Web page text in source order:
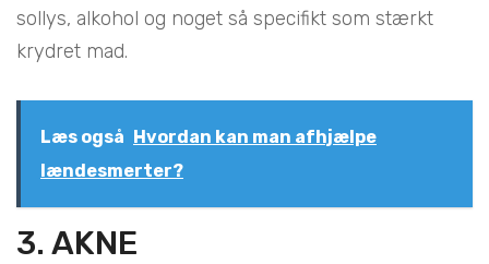
sollys, alkohol og noget så specifikt som stærkt
krydret mad.
Læs også Hvordan kan man afhjælpe
lændesmerter?
3. AKNE